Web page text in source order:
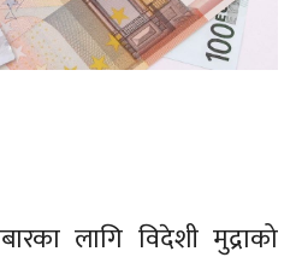
लागि विदेशी मुद्राको